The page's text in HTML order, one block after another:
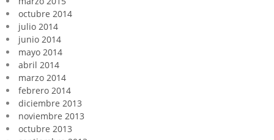
octubre 2014
julio 2014
junio 2014
mayo 2014
abril 2014
marzo 2014
febrero 2014
diciembre 2013
noviembre 2013
octubre 2013